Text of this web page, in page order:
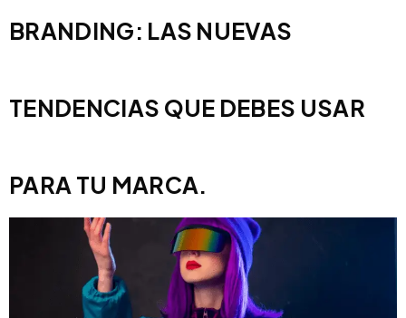
BRANDING: LAS NUEVAS
TENDENCIAS QUE DEBES USAR
PARA TU MARCA.